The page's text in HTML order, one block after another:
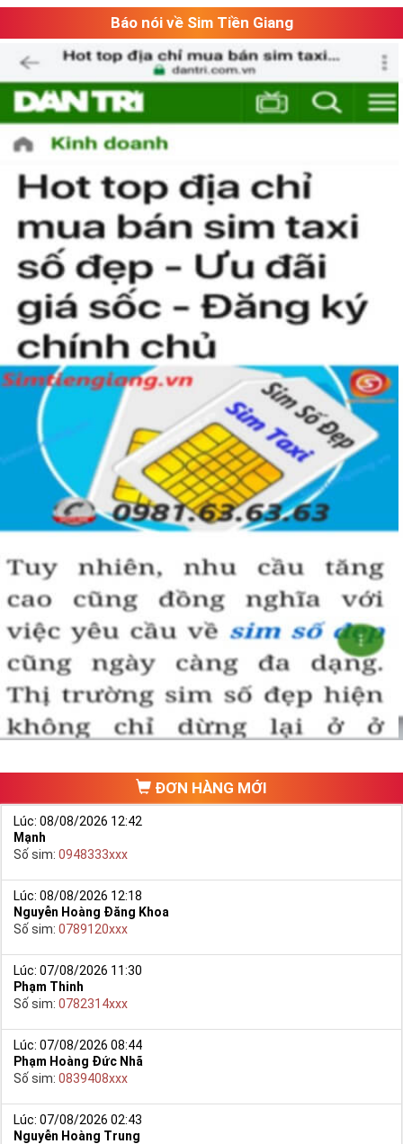
Báo nói về Sim Tiền Giang
ĐƠN HÀNG MỚI
Lúc: 08/08/2026 12:42
Mạnh
Số sim: 0948333xxx
Lúc: 08/08/2026 12:18
Nguyễn Hoàng Đăng Khoa
Số sim: 0789120xxx
Lúc: 07/08/2026 11:30
Phạm Thinh
Số sim: 0782314xxx
Lúc: 07/08/2026 08:44
Phạm Hoàng Đức Nhã
Số sim: 0839408xxx
Lúc: 07/08/2026 02:43
Nguyễn Hoàng Trung